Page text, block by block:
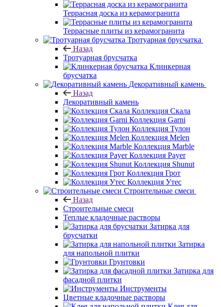
Террасная доска из керамогранита
Террасные плиты из керамогранита
Тротуарная брусчатка
Назад
Тротуарная брусчатка
Клинкерная
брусчатка
Декоративный камень
Назад
Декоративный камень
Коллекция Скала
Коллекция Garni
Коллекция Тулон
Коллекция Melen
Коллекция Marble
Коллекция Payer
Коллекция Shunut
Коллекция Грот
Коллекция Утес
Строительные смеси
Назад
Строительные смеси
Теплые кладочные растворы
Затирка для
брусчатки
Затирка
для напольной плитки
Грунтовки
Затирка для
фасадной плитки
Инструменты
Цветные кладочные растворы